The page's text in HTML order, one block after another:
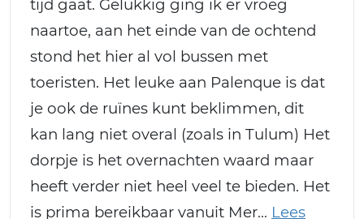
tijd gaat. Gelukkig ging ik er vroeg
naartoe, aan het einde van de ochtend
stond het hier al vol bussen met
toeristen. Het leuke aan Palenque is dat
je ook de ruïnes kunt beklimmen, dit
kan lang niet overal (zoals in Tulum) Het
dorpje is het overnachten waard maar
heeft verder niet heel veel te bieden. Het
is prima bereikbaar vanuit Mer